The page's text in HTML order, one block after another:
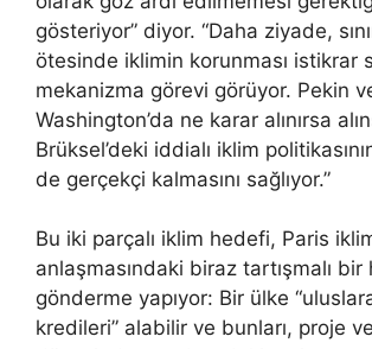
gösteriyor” diyor. “Daha ziyade,
ötesinde iklimin korunması istikrar
mekanizma görevi görüyor. Pekin
Washington’da ne karar alınırsa
Brüksel’deki iddialı iklim
de gerçekçi kalmasını sağlıyor.”
Bu iki parçalı iklim hedefi, Paris
anlaşmasındaki biraz tartışmalı bir
gönderme yapıyor: Bir ülke
kredileri” alabilir ve bunları, proje